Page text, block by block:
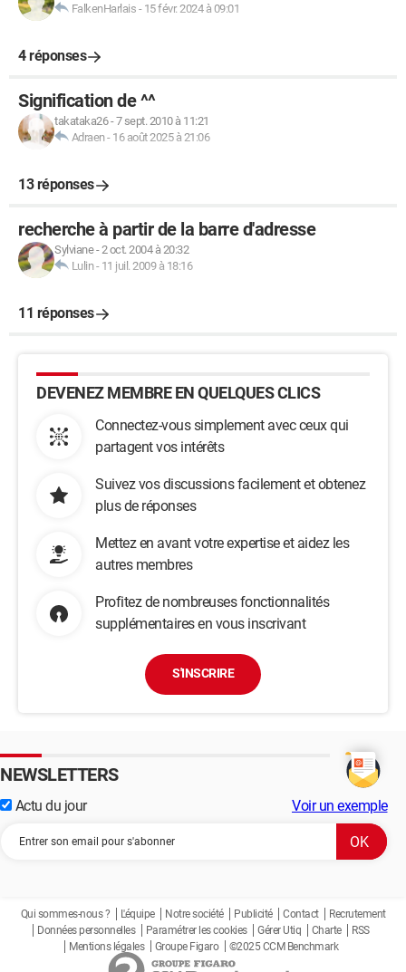
FalkenHarlais - 15 févr. 2024 à 09:01
4 réponses
Signification de ^^
takataka26-7 sept. 2010 à 11:21
Adraen- 16 août 2025 à 21:06
13 réponses
recherche à partir de la barre d'adresse
Sylviane-2 oct. 2004 à 20:32
Lulin- 11 juil. 2009 à 18:16
11 réponses
DEVENEZ MEMBRE EN QUELQUES CLICS
Connectez-vous simplement avec ceux qui
partagent vos intérêts
Suivez vos discussions facilement et obtenez
plus de réponses
Mettez en avant votre expertise et aidez les
autres membres
Profitez de nombreuses fonctionnalités
supplémentaires en vous inscrivant
S'INSCRIRE
NEWSLETTERS
Actu du jour Voir un exemple
Qui sommes-nous ? L'équipe Notre société Publicité Contact
Recrutement
Données personnelles
Paramétrer les cookies Gérer Utiq Charte
RSS
Mentions légales
Groupe Figaro ©2025 CCM Benchmark